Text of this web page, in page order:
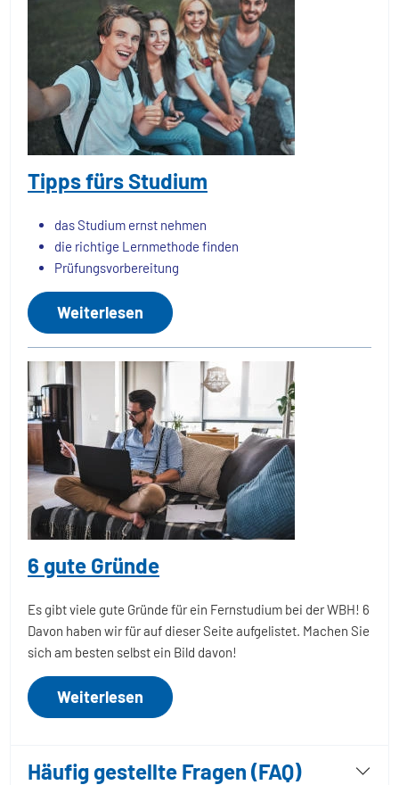
Tipps fürs Studium
das Studium ernst nehmen
die richtige Lernmethode finden
Prüfungsvorbereitung
Weiterlesen
6 gute Gründe
Es gibt viele gute Gründe für ein Fernstudium bei der WBH! 6
Davon haben wir für auf dieser Seite aufgelistet. Machen Sie
sich am besten selbst ein Bild davon!
Weiterlesen
Häufig gestellte Fragen (FAQ)